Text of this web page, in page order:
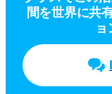
間を世界に共